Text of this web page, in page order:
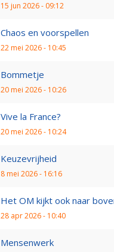
15 jun 2026 - 09:12
Chaos en voorspellen
22 mei 2026 - 10:45
Bommetje
20 mei 2026 - 10:26
Vive la France?
20 mei 2026 - 10:24
Keuzevrijheid
8 mei 2026 - 16:16
Het OM kijkt ook naar
28 apr 2026 - 10:40
Mensenwerk